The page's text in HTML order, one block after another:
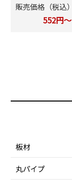
販売価格（税込）
552円～
板材
丸パイプ